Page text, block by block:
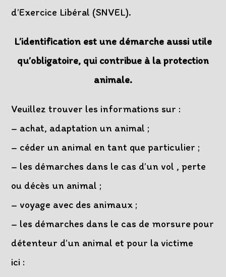
d’Exercice Libéral (SNVEL).
L’identification est une démarche aussi utile
qu’obligatoire, qui contribue à la protection
animale.
Veuillez trouver les informations sur :
– achat, adaptation un animal ;
– céder un animal en tant que particulier ;
– les démarches dans le cas d’un vol , perte
ou décès un animal ;
– voyage avec des animaux ;
– les démarches dans le cas de morsure pour
détenteur d’un animal et pour la victime
ici :